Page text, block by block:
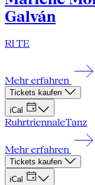
Galván
RI TE
Mehr erfahren
Tickets kaufen
iCal
RuhrtriennaleTanz
Mehr erfahren
Tickets kaufen
iCal